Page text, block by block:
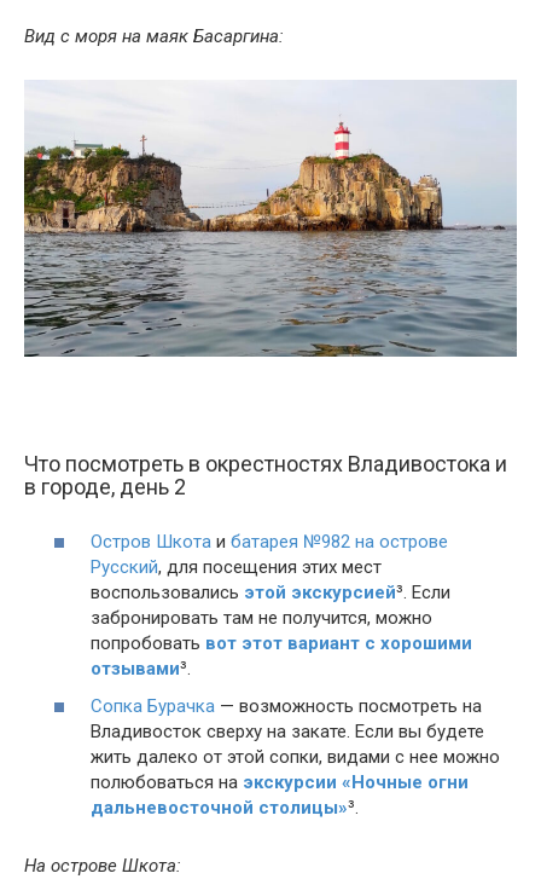
Вид с моря на маяк Басаргина:
Что посмотреть в окрестностях Владивостока и
в городе, день 2
Остров Шкота и батарея №982 на острове
Русский, для посещения этих мест
воспользовались этой экскурсией³. Если
забронировать там не получится, можно
попробовать вот этот вариант с хорошими
отзывами³.
Сопка Бурачка — возможность посмотреть на
Владивосток сверху на закате. Если вы будете
жить далеко от этой сопки, видами с нее можно
полюбоваться на экскурсии «Ночные огни
дальневосточной столицы»³.
На острове Шкота: